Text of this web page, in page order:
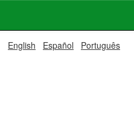
English Español Português